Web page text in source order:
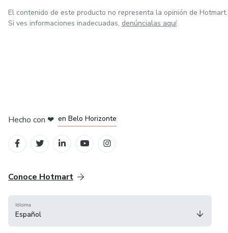
El contenido de este producto no representa la opinión de Hotmart.
Si ves informaciones inadecuadas, denúncialas aquí
Hecho con ❤ en Belo Horizonte
Conoce Hotmart
Idioma
Español